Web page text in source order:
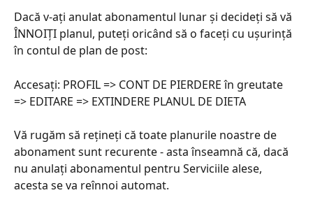
Dacă v-ați anulat abonamentul lunar și decideți să vă
ÎNNOIȚI planul, puteți oricând să o faceți cu ușurință
în contul de plan de post:
Accesați: PROFIL => CONT DE PIERDERE în greutate
=> EDITARE => EXTINDERE PLANUL DE DIETA
Vă rugăm să rețineți că toate planurile noastre de
abonament sunt recurente - asta înseamnă că, dacă
nu anulați abonamentul pentru Serviciile alese,
acesta se va reînnoi automat.